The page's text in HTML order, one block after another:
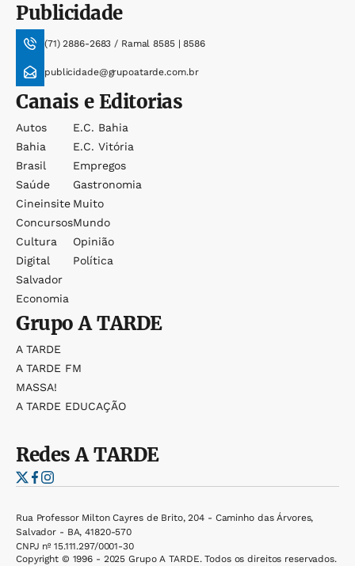
Publicidade
(71) 2886-2683 / Ramal 8585 | 8586
publicidade@grupoatarde.com.br
Canais e Editorias
Autos
Bahia
Brasil
Saúde
Cineinsite
Concursos
Cultura
Digital
Salvador
Economia
E.c. Bahia
E.c. Vitória
Empregos
Gastronomia
Muito
Mundo
Opinião
Política
GrupoA TARDE
A TARDE
A TARDE FM
MASSA!
A TARDE EDUCAÇÃO
RedesA TARDE
Rua Professor Milton Cayres de Brito, 204 - Caminho das Árvores,
Salvador - BA, 41820-570
CNPJ nº 15.111.297/0001-30
Copyright © 1996 - 2025 Grupo A TARDE. Todos os direitos reservados.